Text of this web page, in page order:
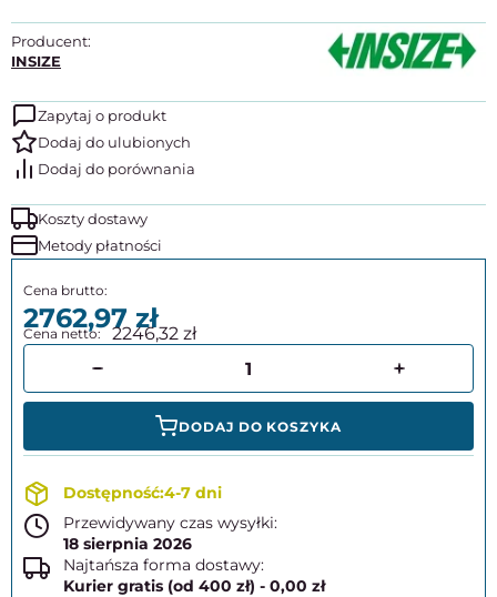
Producent:
INSIZE
Zapytaj o produkt
Koszty dostawy
Metody płatności
2762,972246,32
DODAJ DO KOSZYKA
4-7 dni
Przewidywany czas wysyłki:
18 sierpnia 2026
Najtańsza forma dostawy:
Kurier gratis (od 400 zł) - 0,00 zł